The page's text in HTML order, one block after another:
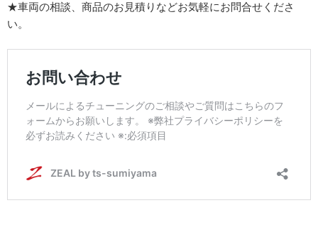
★車両の相談、商品のお見積りなどお気軽にお問合せくださ
い。